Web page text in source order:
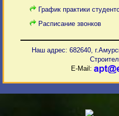
График практики
Расписание звонков
Наш адрес: 682640,
E-Mail: